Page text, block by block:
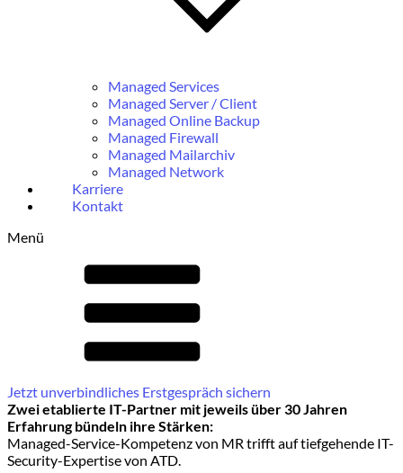
Managed Services
Managed Server / Client
Managed Online Backup
Managed Firewall
Managed Mailarchiv
Managed Network
Karriere
Kontakt
Menü
Jetzt unverbindliches Erstgespräch sichern
Zwei etablierte IT-Partner mit jeweils über 30 Jahren
Erfahrung bündeln ihre Stärken:
Managed-Service-Kompetenz von MR trifft auf tiefgehende IT-
Security-Expertise von ATD.